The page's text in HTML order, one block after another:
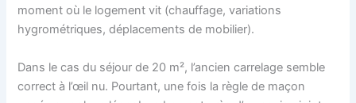
moment où le logement vit (chauffage, variations
hygrométriques, déplacements de mobilier).
Dans le cas du séjour de 20 m², l’ancien carrelage semble
correct à l’œil nu. Pourtant, une fois la règle de maçon